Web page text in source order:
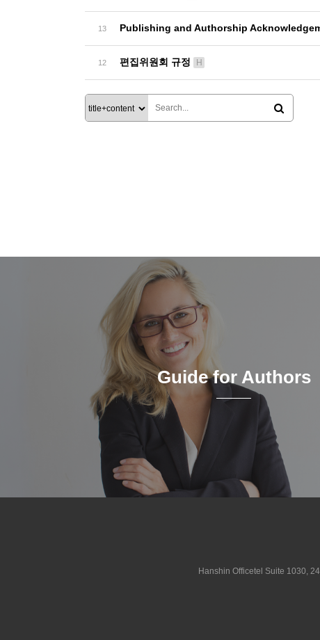
13 Publishing and Authorship
12 편집위원회 규정 H
Guide for Authors
Hanshin Officetel Suite 1030,